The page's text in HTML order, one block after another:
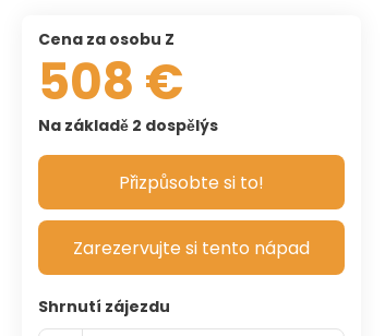
Cena za osobu Z
508 €
Na základě 2 dospělýs
Přizpůsobte si to!
Zarezervujte si tento nápad
Shrnutí zájezdu